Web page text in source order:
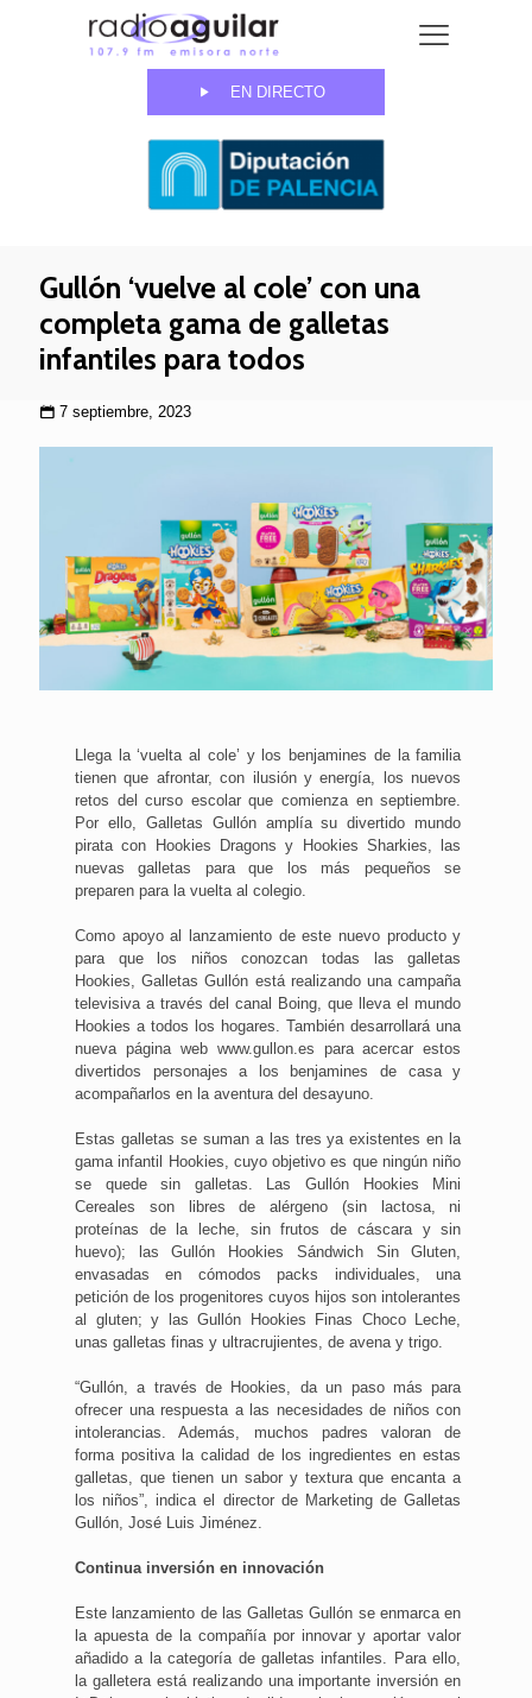
EN DIRECTO
Gullón ‘vuelve al cole’ con una
completa gama de galletas
infantiles para todos
7 septiembre, 2023
Llega la ‘vuelta al cole’ y los benjamines de la familia
tienen que afrontar, con ilusión y energía, los nuevos
retos del curso escolar que comienza en septiembre.
Por ello, Galletas Gullón amplía su divertido mundo
pirata con Hookies Dragons y Hookies Sharkies, las
nuevas galletas para que los más pequeños se
preparen para la vuelta al colegio.
Como apoyo al lanzamiento de este nuevo producto y
para que los niños conozcan todas las galletas
Hookies, Galletas Gullón está realizando una campaña
televisiva a través del canal Boing, que lleva el mundo
Hookies a todos los hogares. También desarrollará una
nueva página web www.gullon.es para acercar estos
divertidos personajes a los benjamines de casa y
acompañarlos en la aventura del desayuno.
Estas galletas se suman a las tres ya existentes en la
gama infantil Hookies, cuyo objetivo es que ningún niño
se quede sin galletas. Las Gullón Hookies Mini
Cereales son libres de alérgeno (sin lactosa, ni
proteínas de la leche, sin frutos de cáscara y sin
huevo); las Gullón Hookies Sándwich Sin Gluten,
envasadas en cómodos packs individuales, una
petición de los progenitores cuyos hijos son intolerantes
al gluten; y las Gullón Hookies Finas Choco Leche,
unas galletas finas y ultracrujientes, de avena y trigo.
“Gullón, a través de Hookies, da un paso más para
ofrecer una respuesta a las necesidades de niños con
intolerancias. Además, muchos padres valoran de
forma positiva la calidad de los ingredientes en estas
galletas, que tienen un sabor y textura que encanta a
los niños”, indica el director de Marketing de Galletas
Gullón, José Luis Jiménez.
Continua inversión en innovación
Este lanzamiento de las Galletas Gullón se enmarca en
la apuesta de la compañía por innovar y aportar valor
añadido a la categoría de galletas infantiles. Para ello,
la galletera está realizando una importante inversión en